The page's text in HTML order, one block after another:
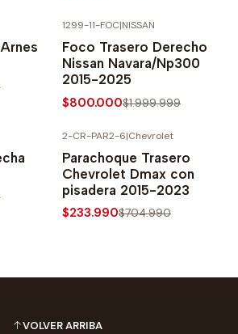
1299-11-FOC|NISSAN
Foco Trasero Derecho
Nissan Navara/Np300
2015-2025
$800.000$1.999.999
2-CR-PAR2-6|Chevrolet
Parachoque Trasero
Chevrolet Dmax con
pisadera 2015-2023
$233.990$704.990
VOLVER ARRIBA